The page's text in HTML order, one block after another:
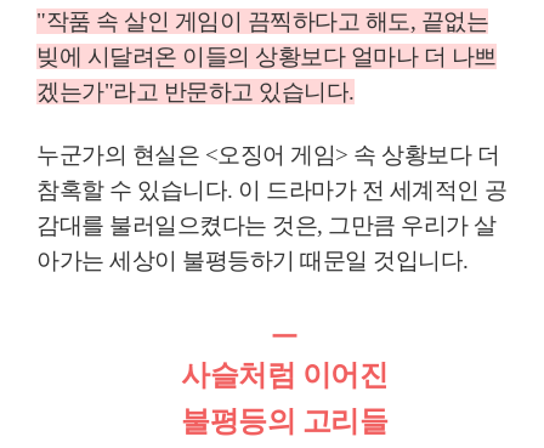
"작품 속 살인 게임이 끔찍하다고 해도, 끝없는
빚에 시달려온 이들의 상황보다 얼마나 더 나쁘
겠는가"라고 반문하고 있습니다.
누군가의 현실은 <오징어 게임> 속 상황보다 더
참혹할 수 있습니다. 이 드라마가 전 세계적인 공
감대를 불러일으켰다는 것은, 그만큼 우리가 살
아가는 세상이 불평등하기 때문일 것입니다.
ㅡ
사슬처럼 이어진
불평등의 고리들